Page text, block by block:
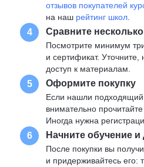
отзывов покупателей
на наш рейтинг школ
4 Сравните
Посмотрите минимум
и сертификат.
доступ к материалам.
5 Оформите покупку
Если нашли
внимательно
Иногда нужна
6 Начните обучение
После покупки вы
и придерживайтесь